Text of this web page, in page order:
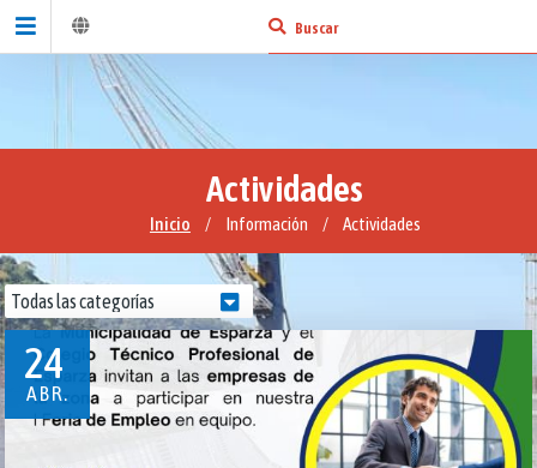
Actividades
Inicio / Información / Actividades
24
ABR.